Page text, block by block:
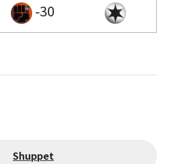
-30
Shuppet